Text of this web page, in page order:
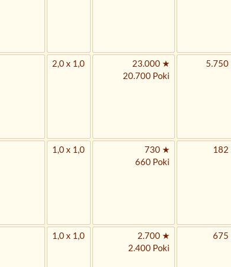
2,0 x 1,0
23.000 ★
20.700 Poki
1,0 x 1,0
730 ★
660 Poki
1,0 x 1,0
2.700 ★
2.400 Poki
675